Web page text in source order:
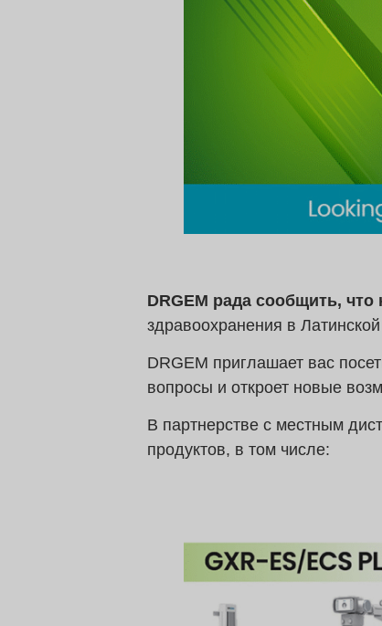
DRGEM рада сообщить,
здравоохранения в
DRGEM приглашает вас
вопросы и откроет новые
В партнерстве с местным
продуктов, в том числе: